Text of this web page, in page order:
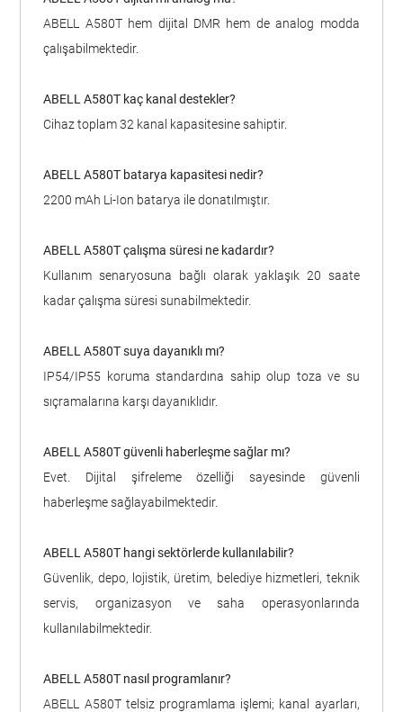
ABELL A580T hem dijital DMR hem de analog modda
çalışabilmektedir.
ABELL A580T kaç kanal destekler?
Cihaz toplam 32 kanal kapasitesine sahiptir.
ABELL A580T batarya kapasitesi nedir?
2200 mAh Li-Ion batarya ile donatılmıştır.
ABELL A580T çalışma süresi ne kadardır?
Kullanım senaryosuna bağlı olarak yaklaşık 20 saate
kadar çalışma süresi sunabilmektedir.
ABELL A580T suya dayanıklı mı?
IP54/IP55 koruma standardına sahip olup toza ve su
sıçramalarına karşı dayanıklıdır.
ABELL A580T güvenli haberleşme sağlar mı?
Evet. Dijital şifreleme özelliği sayesinde güvenli
haberleşme sağlayabilmektedir.
ABELL A580T hangi sektörlerde kullanılabilir?
Güvenlik, depo, lojistik, üretim, belediye hizmetleri, teknik
servis, organizasyon ve saha operasyonlarında
kullanılabilmektedir.
ABELL A580T nasıl programlanır?
ABELL A580T telsiz programlama işlemi; kanal ayarları,